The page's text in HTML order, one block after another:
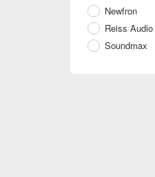
Newfron
Reiss Audio
Soundmax